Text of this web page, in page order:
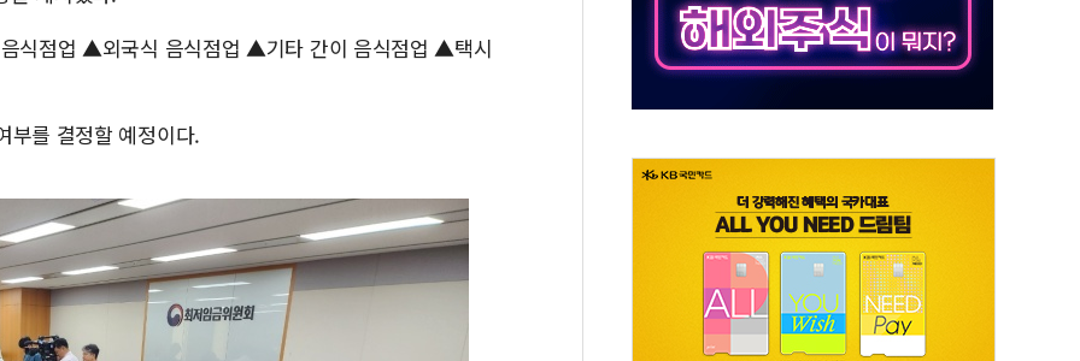
식점업 ▲외국식 음식점업 ▲기타 간이 음식점업 ▲택시
부를 결정할 예정이다.